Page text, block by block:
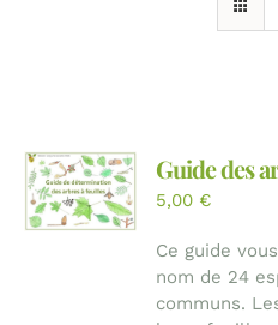
Guide des
5,00 €
Ce guide
nom de 24
communs.